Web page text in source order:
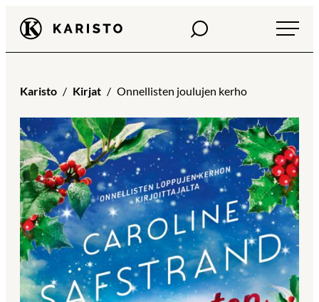
Siirry
suoraan
sisältöön
Karisto Haku
Karisto Kirjat Onnellisten joulujen kerho